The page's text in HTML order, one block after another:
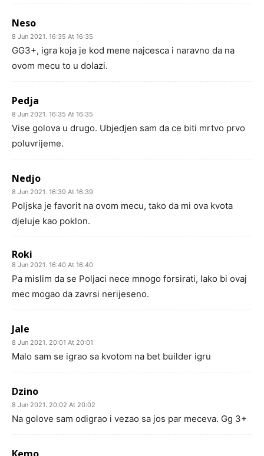
Neso
8 Jun 2021. 16:35 At 16:35
GG3+, igra koja je kod mene najcesca i naravno da na
ovom mecu to u dolazi.
Pedja
8 Jun 2021. 16:35 At 16:35
Vise golova u drugo. Ubjedjen sam da ce biti mrtvo prvo
poluvrijeme.
Nedjo
8 Jun 2021. 16:39 At 16:39
Poljska je favorit na ovom mecu, tako da mi ova kvota
djeluje kao poklon.
Roki
8 Jun 2021. 16:40 At 16:40
Pa mislim da se Poljaci nece mnogo forsirati, lako bi ovaj
mec mogao da zavrsi nerijeseno.
Jale
8 Jun 2021. 20:01 At 20:01
Malo sam se igrao sa kvotom na bet builder igru
Dzino
8 Jun 2021. 20:02 At 20:02
Na golove sam odigrao i vezao sa jos par meceva. Gg 3+